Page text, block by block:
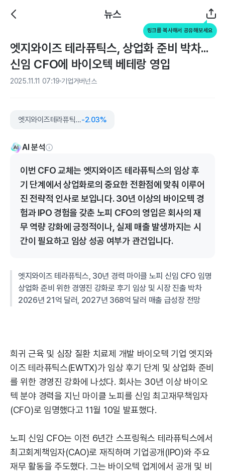
뉴스
링크를 복사해서 공유해보세요
엣지와이즈 테라퓨틱스, 상업화 준비 박차...
신임 CFO에 바이오텍 베테랑 영입
2025.11.11 07:19 기업거버넌스
엣지와이즈테라퓨틱스-2.03%
AI 분석
이번 CFO 교체는 엣지와이즈 테라퓨틱스의 임상 후
기 단계에서 상업화로의 중요한 전환점에 맞춰 이루어
진 전략적 인사로 보입니다. 30년 이상의 바이오텍 경
험과 IPO 경험을 갖춘 노피 CFO의 영입은 회사의 재
무 역량 강화에 긍정적이나, 실제 매출 발생까지는 시
간이 필요하고 임상 성공 여부가 관건입니다.
엣지와이즈 테라퓨틱스, 30년 경력 마이클 노피 신임 CFO 임명
상업화 준비 위한 경영진 강화로 후기 임상 및 시장 진출 박차
2026년 21억 달러, 2027년 368억 달러 매출 급성장 전망
희귀 근육 및 심장 질환 치료제 개발 바이오텍 기업 엣지와
이즈 테라퓨틱스(EWTX)가 임상 후기 단계 및 상업화 준비
를 위한 경영진 강화에 나섰다. 회사는 30년 이상 바이오
텍 분야 경력을 지닌 마이클 노피를 신임 최고재무책임자
(CFO)로 임명했다고 11월 10일 발표했다.
노피 신임 CFO는 이전 6년간 스프링웍스 테라퓨틱스에서
최고회계책임자(CAO)로 재직하며 기업공개(IPO)와 주요
재무 활동을 주도했다. 그는 바이오텍 업계에서 공개 및 비